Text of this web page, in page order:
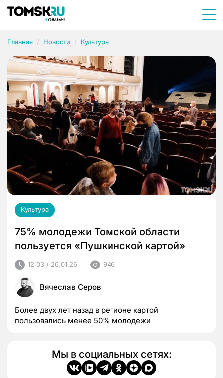
Главная Новости Культура
Культура
75% молодежи Томской области
пользуется «Пушкинской картой»
12:03 / 26.01.26 946
Вячеслав Серов
Более двух лет назад в регионе картой
пользовались менее 50% молодежи
Мы в социальных сетях: